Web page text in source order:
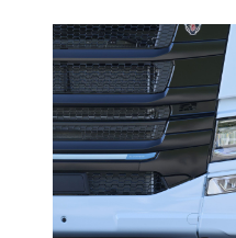
Terästä
sähkörekoilla